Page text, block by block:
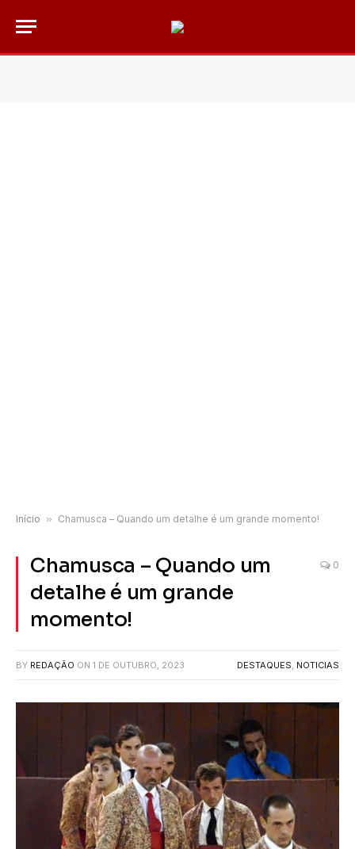
Início » Chamusca – Quando um detalhe é um grande momento!
Chamusca – Quando um
detalhe é um grande
momento!
0
BY REDAÇÃO ON 1 DE OUTUBRO, 2023 DESTAQUES, NOTICIAS